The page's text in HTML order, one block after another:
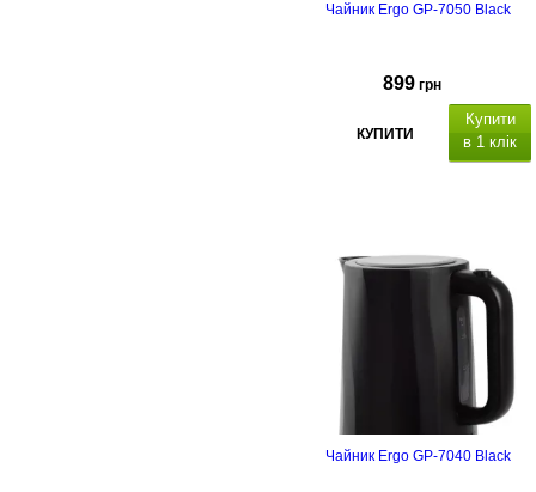
роки.Енергетична етикетка
Чайник Ergo GP-7050 Black
899 грн
КУПИТИ
Купити
в 1 клік
нержавіючої сталі
Чайник Ergo GP-7040 Black